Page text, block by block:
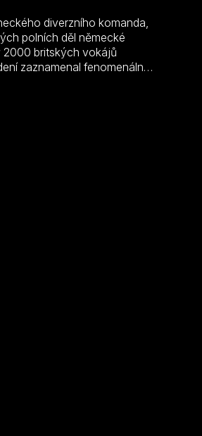
diverzního komanda,
polních děl německé
2000 britských vokájů
zaznamenal fenomenální
ocenění – za nejlepší